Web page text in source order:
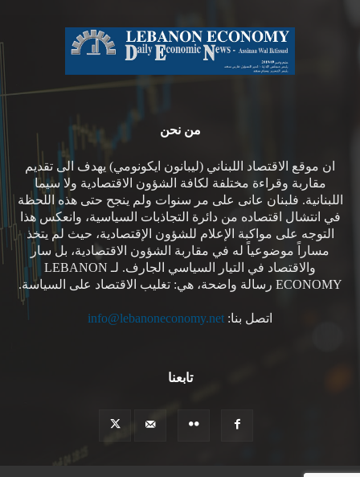
من نحن
ان موقع الاقتصاد اللبناني (ليبانون ايكونومي) يهدف الى تقديم
مقاربة وقراءة مختلفة لكافة الشؤون الاقتصادية ولا سيما
اللبنانية. فلبنان عانى على مر سنوات ولم ينجح حتى هذه اللحظة
في انتشال اقتصاده من دائرة التجاذبات السياسية، وانعكس هذا
التوجه على مواكبة الإعلام للشؤون الإقتصادية، حيث لم يتخذ
مساراً موضوعياً له في مقاربة الشؤون الاقتصادية، بل سار
والاقتصاد في التيار السياسي الجارف. لـ LEBANON
ECONOMY رسالة واضحة، هي: تغليب الاقتصاد على السياسة.
اتصل بنا: info@lebanoneconomy.net
تابعنا